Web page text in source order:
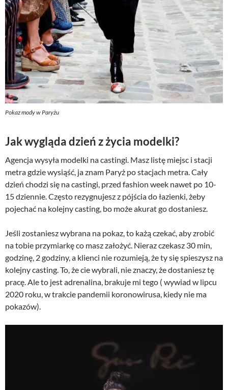
Pokaz mody w Paryżu
Jak wygląda dzień z życia modelki?
Agencja wysyła modelki na castingi. Masz listę miejsc i stacji
metra gdzie wysiąść, ja znam Paryż po stacjach metra. Cały
dzień chodzi się na castingi, przed fashion week nawet po 10-
15 dziennie. Często rezygnujesz z pójścia do łazienki, żeby
pojechać na kolejny casting, bo może akurat go dostaniesz.
Jeśli zostaniesz wybrana na pokaz, to każą czekać, aby zrobić
na tobie przymiarkę co masz założyć. Nieraz czekasz 30 min,
godzinę, 2 godziny, a klienci nie rozumieją, że ty się spieszysz na
kolejny casting. To, że cie wybrali, nie znaczy, że dostaniesz tę
pracę. Ale to jest adrenalina, brakuje mi tego ( wywiad w lipcu
2020 roku, w trakcie pandemii koronowirusa, kiedy nie ma
pokazów).